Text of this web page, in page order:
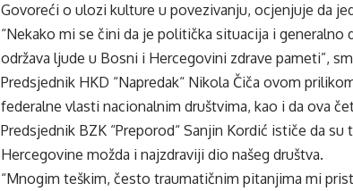
Govoreći o ulozi kulture u povezivanju, ocjenjuje da
“Nekako mi se čini da je politička situacija i
održava ljude u Bosni i Hercegovini zdrave pameti”,
Predsjednik HKD “Napredak“ Nikola Čiča ovom
federalne vlasti nacionalnim društvima, kao i da ova
Predsjednik BZK “Preporod“ Sanjin Kordić ističe da
Hercegovine možda i najzdraviji dio našeg društva.
“Mnogim teškim, često traumatičnim pitanjima mi